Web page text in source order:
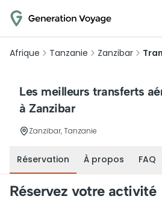
Afrique Tanzanie Zanzibar
Les meilleurs transferts
à Zanzibar
Zanzibar, Tanzanie
Réservation À propos FAQ
Réservez votre activité